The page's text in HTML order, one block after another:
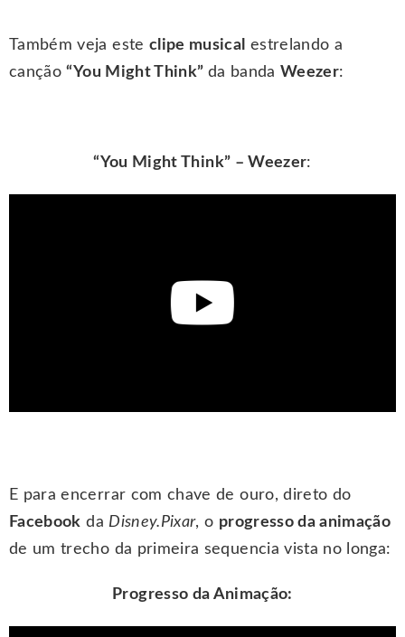
Também veja este clipe musical estrelando a
canção“You Might Think” da banda Weezer:
“You Might Think” – Weezer:
E para encerrar com chave de ouro, direto do
Facebook da Disney.Pixar, o progresso da animação
de um trecho da primeira sequencia vista no longa:
Progresso da Animação: